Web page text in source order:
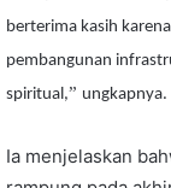
berterima kasih
pembangunan
spiritual,” ungkapnya.
Ia menjelaskan